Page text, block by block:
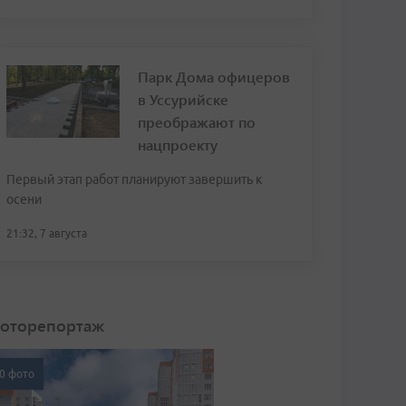
Парк Дома офицеров
в Уссурийске
преображают по
нацпроекту
Первый этап работ планируют завершить к
осени
21:32, 7 августа
фото